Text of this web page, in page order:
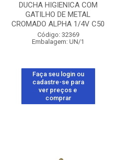
DUCHA HIGIENICA COM
GATILHO DE METAL
CROMADO ALPHA 1/4V C50
Código: 32369
Embalagem: UN/1
Faça seu login ou
cadastre-se para
ver preços e
comprar